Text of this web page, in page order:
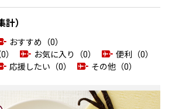
）
おすすめ（0）
）
お気に入り（0）
便利（0）
応援したい（0） その他（0）